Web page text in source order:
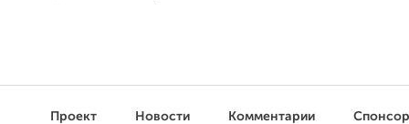
Проект Новости Комментарии